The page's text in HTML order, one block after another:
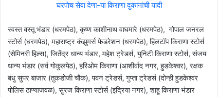
घरपोच सेवा देणा-या किराणा दुकानांची यादी
स्वस्त वस्तू भंडार (धरमपेठ), कृष्ण काशीनाथ वाघमारे (धरमपेठ), गोपाल जनरल
स्टोर्स (धरमपेठ), महाराष्ट्र कंझुमर्स फेडरेशन (धरमपेठ), हिलटॉप किराणा स्टोर्स
(सेमिनरी हिल्स), जितेंद्र धान्य भंडार, महेश ट्रेडर्स, युनिटी किराणा स्टोर्स, संजय
धान्य भंडार (सर्व गोकुलपेठ), हरिओम किराणा (आशीर्वाद नगर, हुडकेश्वर), रक्षक
बंधु सुपर बाजार (तुकडोजी चौक), पवन ट्रेडर्स, गुप्ता ट्रेडर्स (दोन्ही हुडकेश्वर
पोलिस ठाण्याजवळ), सुरज किराणा स्टोर्स (इंद्रिया नगर), शाहू किराणा भंडार